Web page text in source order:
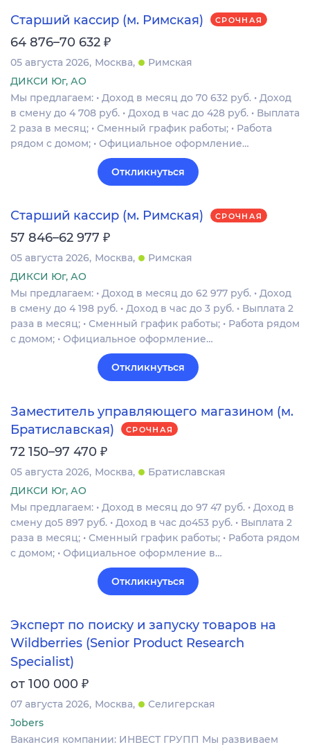
Старший кассир (м. Римская) СРОЧНАЯ
64 876–70 632 ₽
05 августа 2026 Москва
Римская
ДИКСИ Юг, АО
Мы предлагаем: • Доход в месяц до 70 632 руб. • Доход
в смену до 4 708 руб. • Доход в час до 428 руб. • Выплата
2 раза в месяц; • Сменный график работы; • Работа
рядом с домом; • Официальное оформление…
Откликнуться
Старший кассир (м. Римская) СРОЧНАЯ
57 846–62 977 ₽
05 августа 2026 Москва
Римская
ДИКСИ Юг, АО
Мы предлагаем: • Доход в месяц до 62 977 руб. • Доход
в смену до 4 198 руб. • Доход в час до 3 руб. • Выплата 2
раза в месяц; • Сменный график работы; • Работа рядом
с домом; • Официальное оформление…
Откликнуться
Заместитель управляющего магазином (м.
Братиславская)
СРОЧНАЯ
72 150–97 470 ₽
05 августа 2026 Москва
Братиславская
ДИКСИ Юг, АО
Мы предлагаем: • Доход в месяц до 97 47 руб. • Доход в
смену до5 897 руб. • Доход в час до453 руб. • Выплата 2
раза в месяц; • Сменный график работы; • Работа рядом
с домом; • Официальное оформление в…
Откликнуться
Эксперт по поиску и запуску товаров на
Wildberries (Senior Product Research
Specialist)
от 100 000 ₽
07 августа 2026 Москва
Селигерская
Jobers
Вакансия компании: ИНВЕСТ ГРУПП Мы развиваем